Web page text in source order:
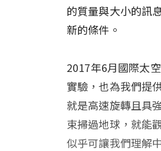
的質量與大小的訊
新的條件。
2017年6月國際太
實驗，也為我們提
就是高速旋轉且具
束掃過地球，就能
似乎可讓我們理解